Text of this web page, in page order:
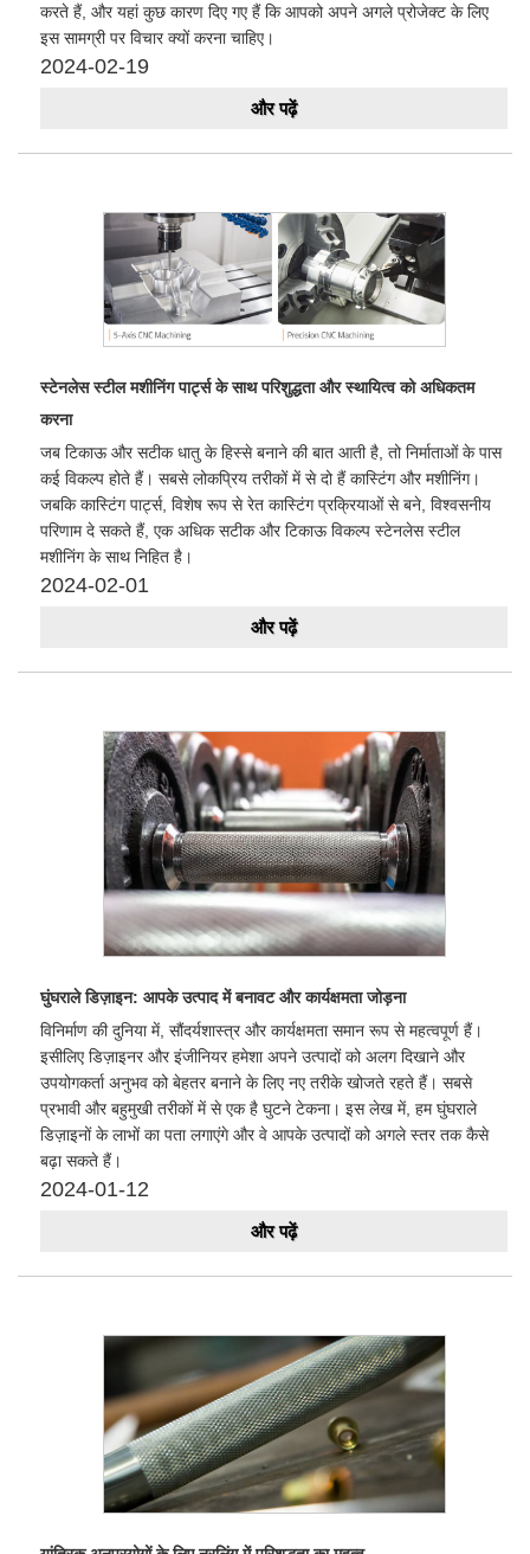
करते हैं, और यहां कुछ कारण दिए गए हैं कि आपको अपने अगले प्रोजेक्ट के लिए
इस सामग्री पर विचार क्यों करना चाहिए।
2024-02-19
और पढ़ें
​स्टेनलेस स्टील मशीनिंग पार्ट्स के साथ परिशुद्धता और स्थायित्व को अधिकतम
करना
जब टिकाऊ और सटीक धातु के हिस्से बनाने की बात आती है, तो निर्माताओं के पास
कई विकल्प होते हैं। सबसे लोकप्रिय तरीकों में से दो हैं कास्टिंग और मशीनिंग।
जबकि कास्टिंग पार्ट्स, विशेष रूप से रेत कास्टिंग प्रक्रियाओं से बने, विश्वसनीय
परिणाम दे सकते हैं, एक अधिक सटीक और टिकाऊ विकल्प स्टेनलेस स्टील
मशीनिंग के साथ निहित है।
2024-02-01
और पढ़ें
घुंघराले डिज़ाइन: आपके उत्पाद में बनावट और कार्यक्षमता जोड़ना
विनिर्माण की दुनिया में, सौंदर्यशास्त्र और कार्यक्षमता समान रूप से महत्वपूर्ण हैं।
इसीलिए डिज़ाइनर और इंजीनियर हमेशा अपने उत्पादों को अलग दिखाने और
उपयोगकर्ता अनुभव को बेहतर बनाने के लिए नए तरीके खोजते रहते हैं। सबसे
प्रभावी और बहुमुखी तरीकों में से एक है घुटने टेकना। इस लेख में, हम घुंघराले
डिज़ाइनों के लाभों का पता लगाएंगे और वे आपके उत्पादों को अगले स्तर तक कैसे
बढ़ा सकते हैं।
2024-01-12
और पढ़ें